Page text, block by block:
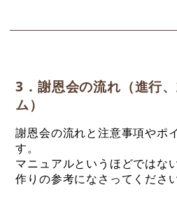
3．謝恩会の流れ（進行
ム）
謝恩会の流れと注意事項やポ
す。
マニュアルというほどではな
作りの参考になさってください